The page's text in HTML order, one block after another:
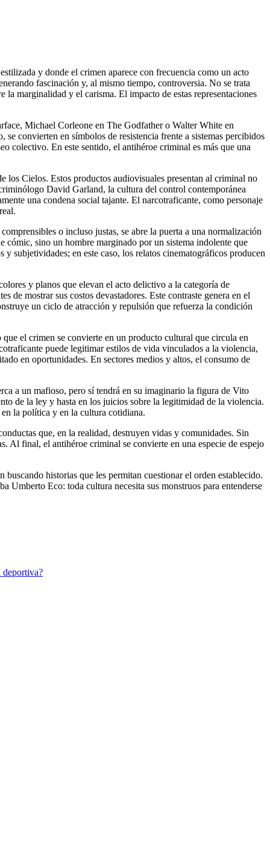
y donde el crimen aparece con frecuencia como un acto
fascinación y, al mismo tiempo, controversia. No se trata
marginalidad y el carisma. El impacto de estas representaciones
Michael Corleone en The Godfather o Walter White en
convierten en símbolos de resistencia frente a sistemas percibidos
colectivo. En este sentido, el antihéroe criminal es más que una
los Cielos. Estos productos audiovisuales presentan al criminal no
David Garland, la cultura del control contemporánea
una condena social tajante. El narcotraficante, como personaje
o incluso justas, se abre la puerta a una normalización
sino un hombre marginado por un sistema indolente que
subjetividades; en este caso, los relatos cinematográficos producen
y planos que elevan el acto delictivo a la categoría de
de mostrar sus costos devastadores. Este contraste genera en el
un ciclo de atracción y repulsión que refuerza la condición
el crimen se convierte en un producto cultural que circula en
puede legitimar estilos de vida vinculados a la violencia,
en oportunidades. En sectores medios y altos, el consumo de
a un mafioso, pero sí tendrá en su imaginario la figura de Vito
de la ley y hasta en los juicios sobre la legitimidad de la violencia.
la política y en la cultura cotidiana.
que, en la realidad, destruyen vidas y comunidades. Sin
Al final, el antihéroe criminal se convierte en una especie de espejo
historias que les permitan cuestionar el orden establecido.
Umberto Eco: toda cultura necesita sus monstruos para entenderse